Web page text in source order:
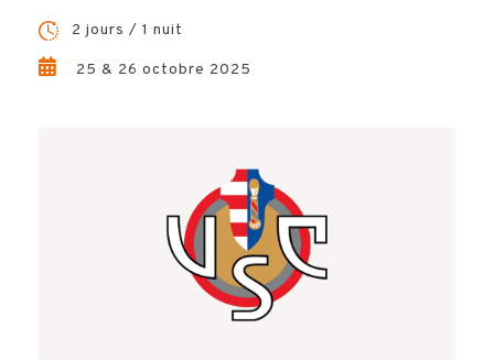
2 jours / 1 nuit
25 & 26 octobre 2025